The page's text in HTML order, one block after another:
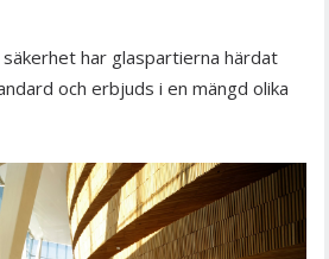
har glaspartierna härdat
och erbjuds i en mängd olika